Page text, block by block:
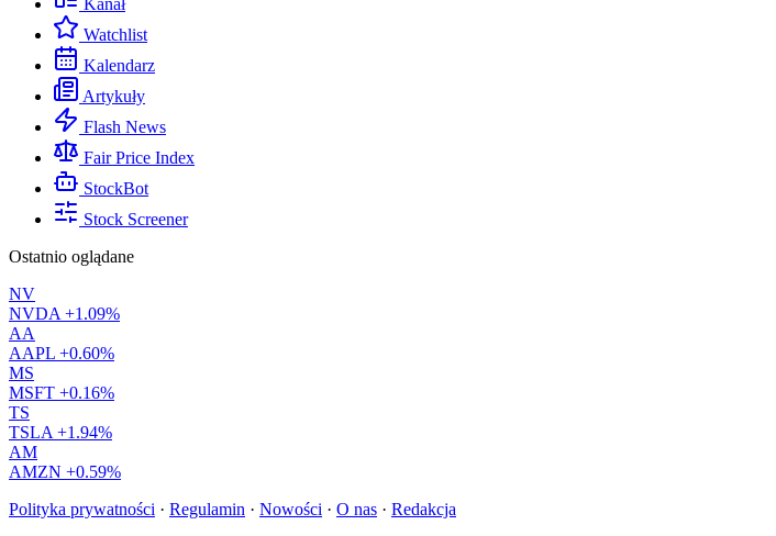
Kanał
Watchlist
Kalendarz
Artykuły
Flash News
Fair Price Index
StockBot
Stock Screener
Ostatnio oglądane
NV
NVDA +1.09%
AA
AAPL +0.60%
MS
MSFT +0.16%
TS
TSLA +1.94%
AM
AMZN +0.59%
Polityka prywatności · Regulamin · Nowości · O nas · Redakcja